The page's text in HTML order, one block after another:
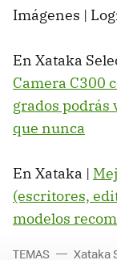
Imágenes |
En Xataka
Camera C300
grados podrás
que nunca
En Xataka |
(escritores,
modelos
TEMAS Xataka